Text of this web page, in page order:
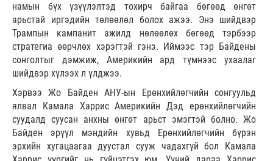
намын бүх үзүүлэлтэд тохирч байгаа бөгөөд өнгөт
арьстай иргэдийн төлөөлөл болох ажээ. Энэ шийдвэр
Трампын кампанит ажилд нөлөөлөх бөгөөд тэрбээр
стратегиа өөрчлөх хэрэгтэй гэнэ. Иймээс тэр Байдены
сонголтыг дэмжиж, Америкийн ард түмнээс ухаалаг
шийдвэр хүлээх л үлджээ.
Хэрвээ Жо Байден АНУ-ын Ерөнхийлөгчийн сонгуульд
ялвал Камала Харрис Америкийн Дэд ерөнхийлөгчийн
суудалд суусан анхны өнгөт арьст эмэгтэй болно. Жо
Байден эрүүл мэндийн хувьд Ерөнхийлөгчийн бүрэн
эрхийн хугацаагаа дуустал сууж чадахгүй бол Камала